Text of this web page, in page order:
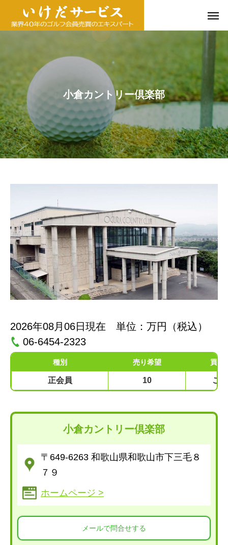
小倉カントリー倶楽部
2026年08月06日現在 単位：万円（税込）
06-6454-2323
種別 売り希望 買い
正会員 10 ご
小倉カントリー倶楽部
〒649-6263 和歌山県和歌山市下三毛８
７９
ホームページ >
メールで問合せする